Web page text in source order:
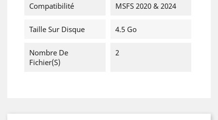
Compatibilité MSFS 2020 & 2024
Taille Sur Disque 4.5 Go
Nombre De
Fichier(s)
2